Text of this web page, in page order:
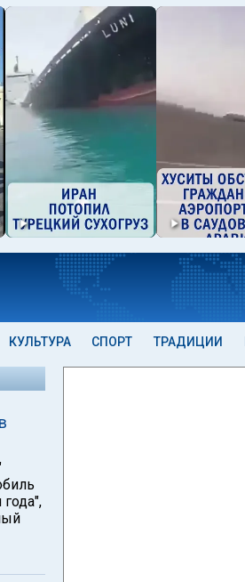
КУЛЬТУРА СПОРТ ТРАДИЦИИ